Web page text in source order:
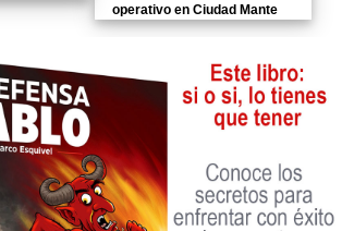
operativo en Ciudad Mante